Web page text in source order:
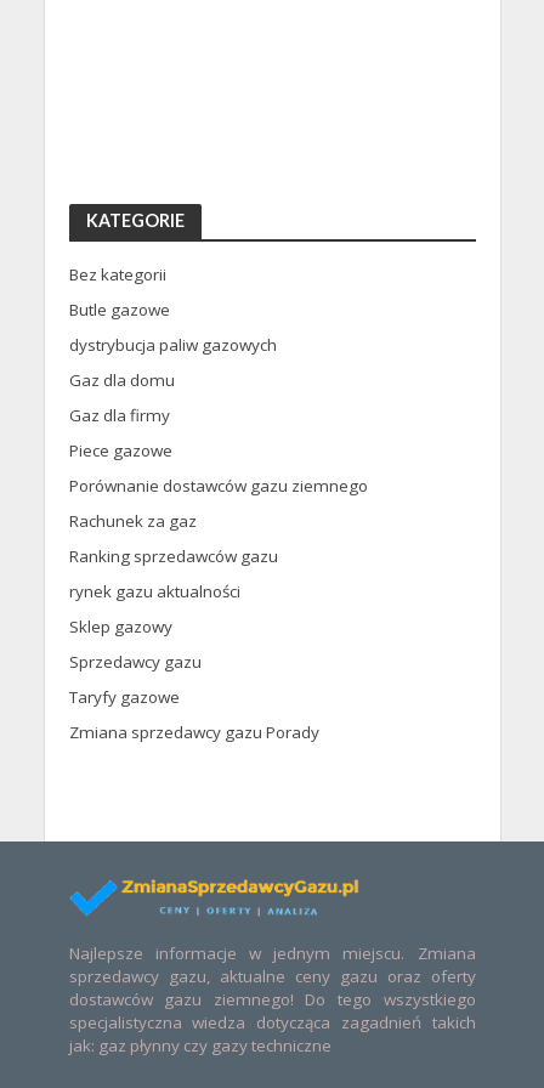
KATEGORIE
Bez kategorii
Butle gazowe
dystrybucja paliw gazowych
Gaz dla domu
Gaz dla firmy
Piece gazowe
Porównanie dostawców gazu ziemnego
Rachunek za gaz
Ranking sprzedawców gazu
rynek gazu aktualności
Sklep gazowy
Sprzedawcy gazu
Taryfy gazowe
Zmiana sprzedawcy gazu Porady
Najlepsze informacje w jednym miejscu. Zmiana
sprzedawcy gazu, aktualne ceny gazu oraz oferty
dostawców gazu ziemnego! Do tego wszystkiego
specjalistyczna wiedza dotycząca zagadnień takich
jak: gaz płynny czy gazy techniczne